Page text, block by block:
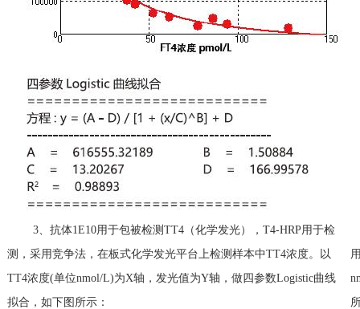
3、抗体1E10用于包被检测TT4（化学发光），T4-HRP用于检
测，采用竞争法，在板式化学发光平台上检测样本中TT4浓度。以
TT4浓度(单位nmol/L)为X轴，发光值为Y轴，做四参数Logistic曲线
拟合，如下图所示：